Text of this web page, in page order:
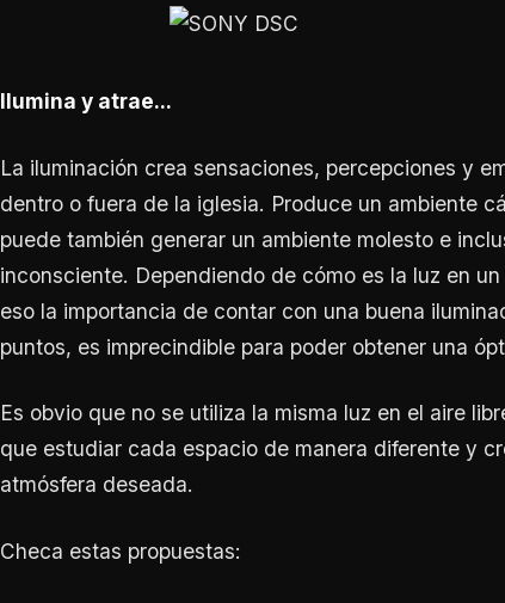
Ilumina y atrae...
La iluminación crea sensaciones, percepciones y
dentro o fuera de la iglesia. Produce un ambiente
puede también generar un ambiente molesto e
inconsciente. Dependiendo de cómo es la luz en
eso la importancia de contar con una buena
puntos, es imprecindible para poder obtener una
Es obvio que no se utiliza la misma luz en el aire
que estudiar cada espacio de manera diferente y
atmósfera deseada.
Checa estas propuestas: